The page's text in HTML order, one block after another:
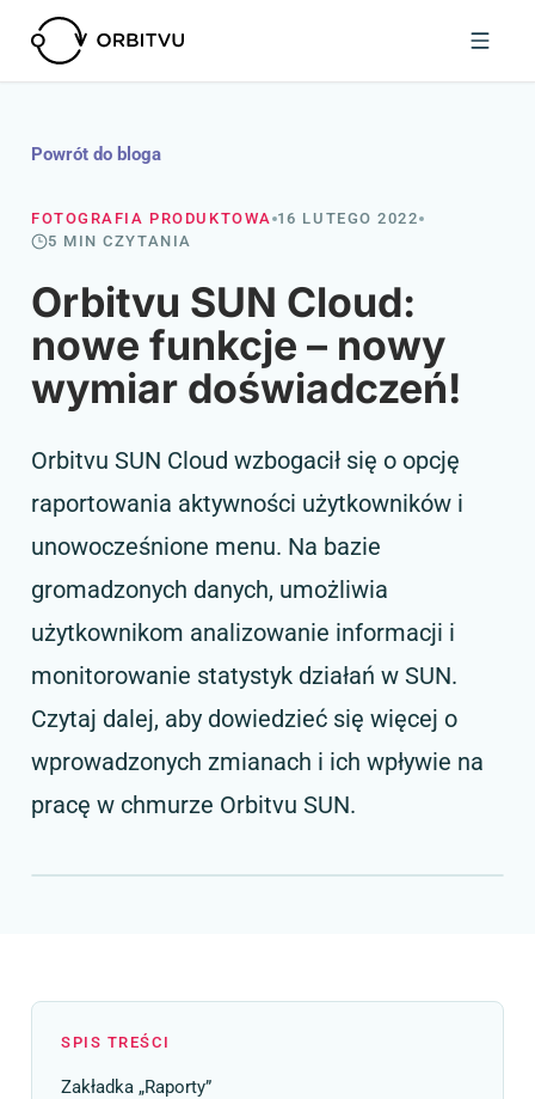
Powrót do bloga
FOTOGRAFIA PRODUKTOWA 16 LUTEGO 2022
5 MIN CZYTANIA
Orbitvu SUN Cloud:
nowe funkcje – nowy
wymiar doświadczeń!
Orbitvu SUN Cloud wzbogacił się o opcję
raportowania aktywności użytkowników i
unowocześnione menu. Na bazie
gromadzonych danych, umożliwia
użytkownikom analizowanie informacji i
monitorowanie statystyk działań w SUN.
Czytaj dalej, aby dowiedzieć się więcej o
wprowadzonych zmianach i ich wpływie na
pracę w chmurze Orbitvu SUN.
SPIS TREŚCI
Zakładka „Raporty”